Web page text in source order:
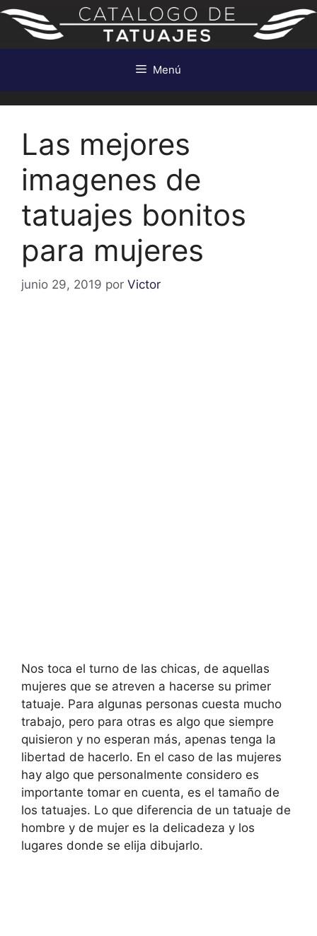
Saltar
contenido
Menú
Las mejores
imagenes de
tatuajes bonitos
para mujeres
junio 29, 2019 por Victor
Nos toca el turno de las chicas, de aquellas
mujeres que se atreven a hacerse su primer
tatuaje. Para algunas personas cuesta mucho
trabajo, pero para otras es algo que siempre
quisieron y no esperan más, apenas tenga la
libertad de hacerlo. En el caso de las mujeres
hay algo que personalmente considero es
importante tomar en cuenta, es el tamaño de
los tatuajes. Lo que diferencia de un tatuaje de
hombre y de mujer es la delicadeza y los
lugares donde se elija dibujarlo.